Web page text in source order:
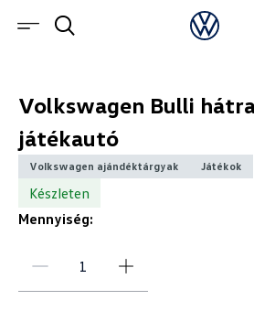
Volkswagen Bulli
játékautó
Volkswagen ajándéktárgyak Játékok
Készleten
Mennyiség: